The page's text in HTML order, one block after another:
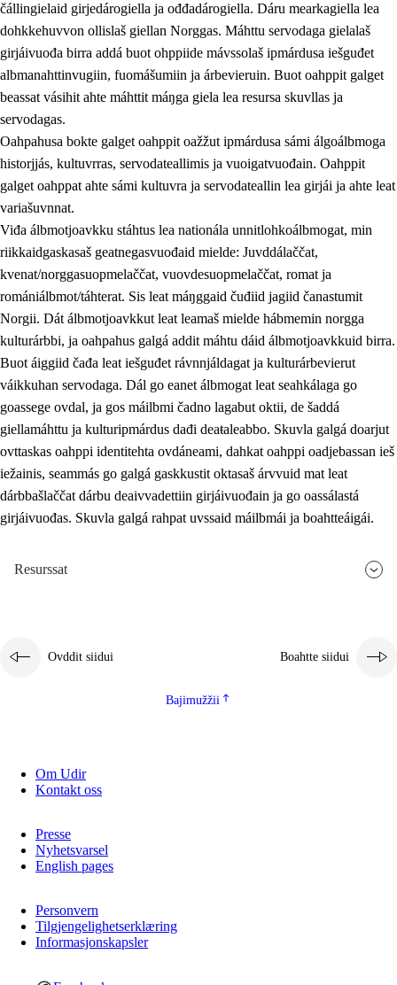
čállingielaid girjedárogiella ja ođđadárogiella. Dáru mearkagiella lea
dohkkehuvvon ollislaš giellan Norggas. Máhttu servodaga gielalaš
girjáivuođa birra addá buot ohppiide mávssolaš ipmárdusa iešguđet
albmanahttinvugiin, fuomášumiin ja árbevieruin. Buot oahppit galget
beassat vásihit ahte máhttit máŋga giela lea resursa skuvllas ja
servodagas.
Oahpahusa bokte galget oahppit oažžut ipmárdusa sámi álgoálbmoga
historjjás, kultuvrras, servodateallimis ja vuoigatvuođain. Oahppit
galget oahppat ahte sámi kultuvra ja servodateallin lea girjái ja ahte leat
variašuvnnat.
Viđa álbmotjoavkku stáhtus lea nationála unnitlohkoálbmogat, min
riikkaidgaskasaš geatnegasvuođaid mielde: Juvddálaččat,
kvenat/norggasuopmelaččat, vuovdesuopmelaččat, romat ja
romániálbmot/táhterat. Sis leat máŋggaid čuđiid jagiid čanastumit
Norgii. Dát álbmotjoavkkut leat leamaš mielde hábmemin norgga
kulturárbbi, ja oahpahus galgá addit máhtu dáid álbmotjoavkkuid birra.
Buot áiggiid čađa leat iešguđet rávnnjáldagat ja kulturárbevierut
váikkuhan servodaga. Dál go eanet álbmogat leat seahkálaga go
goassege ovdal, ja gos máilbmi čadno lagabut oktii, de šaddá
giellamáhttu ja kulturipmárdus dađi deaŧaleabbo. Skuvla galgá doarjut
ovttaskas oahppi identitehta ovdáneami, dahkat oahppi oadjebassan ieš
iežainis, seammás go galgá gaskkustit oktasaš árvvuid mat leat
dárbbašlaččat dárbu deaivvadettiin girjáivuođain ja go oassálastá
girjáivuođas. Skuvla galgá rahpat uvssaid máilbmái ja boahtteáigái.
Resurssat
Ovddit siidui Boahtte siidui
Bajimužžii
Om Udir
Kontakt oss
Presse
Nyhetsvarsel
English pages
Personvern
Tilgjengelighetserklæring
Informasjonskapsler